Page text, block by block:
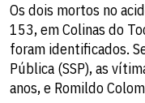
Os dois mortos no
153, em Colinas do
foram identificados.
Pública (SSP), as
anos, e Romildo